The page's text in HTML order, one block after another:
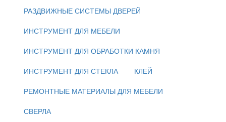
РАЗДВИЖНЫЕ СИСТЕМЫ ДВЕРЕЙ
ИНСТРУМЕНТ ДЛЯ МЕБЕЛИ
ИНСТРУМЕНТ ДЛЯ ОБРАБОТКИ КАМНЯ
ИНСТРУМЕНТ ДЛЯ СТЕКЛА
КЛЕЙ
РЕМОНТНЫЕ МАТЕРИАЛЫ ДЛЯ МЕБЕЛИ
СВЕРЛА